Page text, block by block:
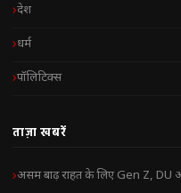
देश
धर्म
पॉलिटिक्स
ताज़ा खबरें
असम बाढ़ राहत के लिए Gen Z, DU